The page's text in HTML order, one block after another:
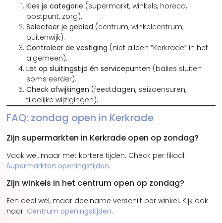
Kies je categorie (supermarkt, winkels, horeca,
postpunt, zorg).
Selecteer je gebied (centrum, winkelcentrum,
buitenwijk).
Controleer de vestiging (niet alleen “Kerkrade” in het
algemeen).
Let op sluitingstijd én servicepunten (balies sluiten
soms eerder).
Check afwijkingen (feestdagen, seizoensuren,
tijdelijke wijzigingen).
FAQ: zondag open in Kerkrade
Zijn supermarkten in Kerkrade open op zondag?
Vaak wel, maar met kortere tijden. Check per filiaal:
Supermarkten openingstijden.
Zijn winkels in het centrum open op zondag?
Een deel wel, maar deelname verschilt per winkel. Kijk ook
naar: Centrum openingstijden.